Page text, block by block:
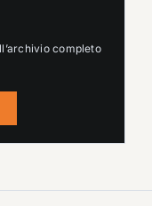
completo